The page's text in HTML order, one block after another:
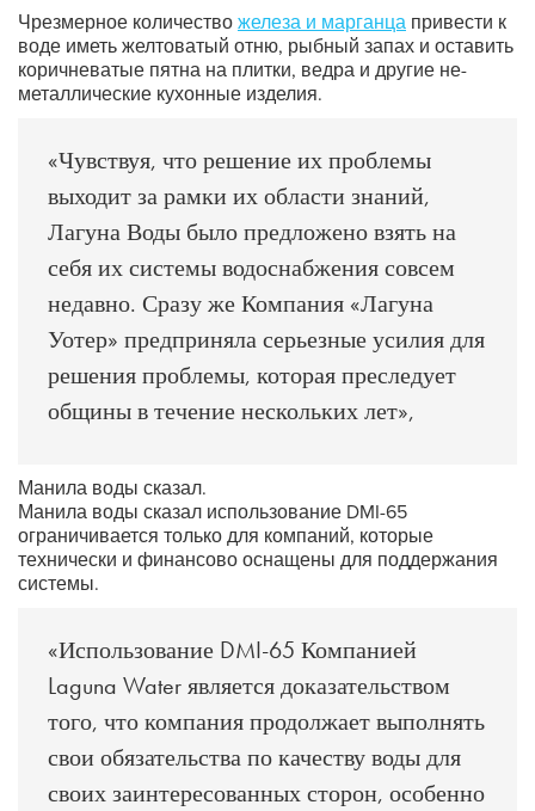
Чрезмерное количество железа и марганца привести к
воде иметь желтоватый отню, рыбный запах и оставить
коричневатые пятна на плитки, ведра и другие не-
металлические кухонные изделия.
«Чувствуя, что решение их проблемы
выходит за рамки их области знаний,
Лагуна Воды было предложено взять на
себя их системы водоснабжения совсем
недавно. Сразу же Компания «Лагуна
Уотер» предприняла серьезные усилия для
решения проблемы, которая преследует
общины в течение нескольких лет»,
Манила воды сказал.
Манила воды сказал использование DMI-65
ограничивается только для компаний, которые
технически и финансово оснащены для поддержания
системы.
«Использование DMI-65 Компанией
Laguna Water является доказательством
того, что компания продолжает выполнять
свои обязательства по качеству воды для
своих заинтересованных сторон, особенно